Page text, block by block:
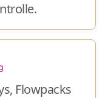
Flowpacks